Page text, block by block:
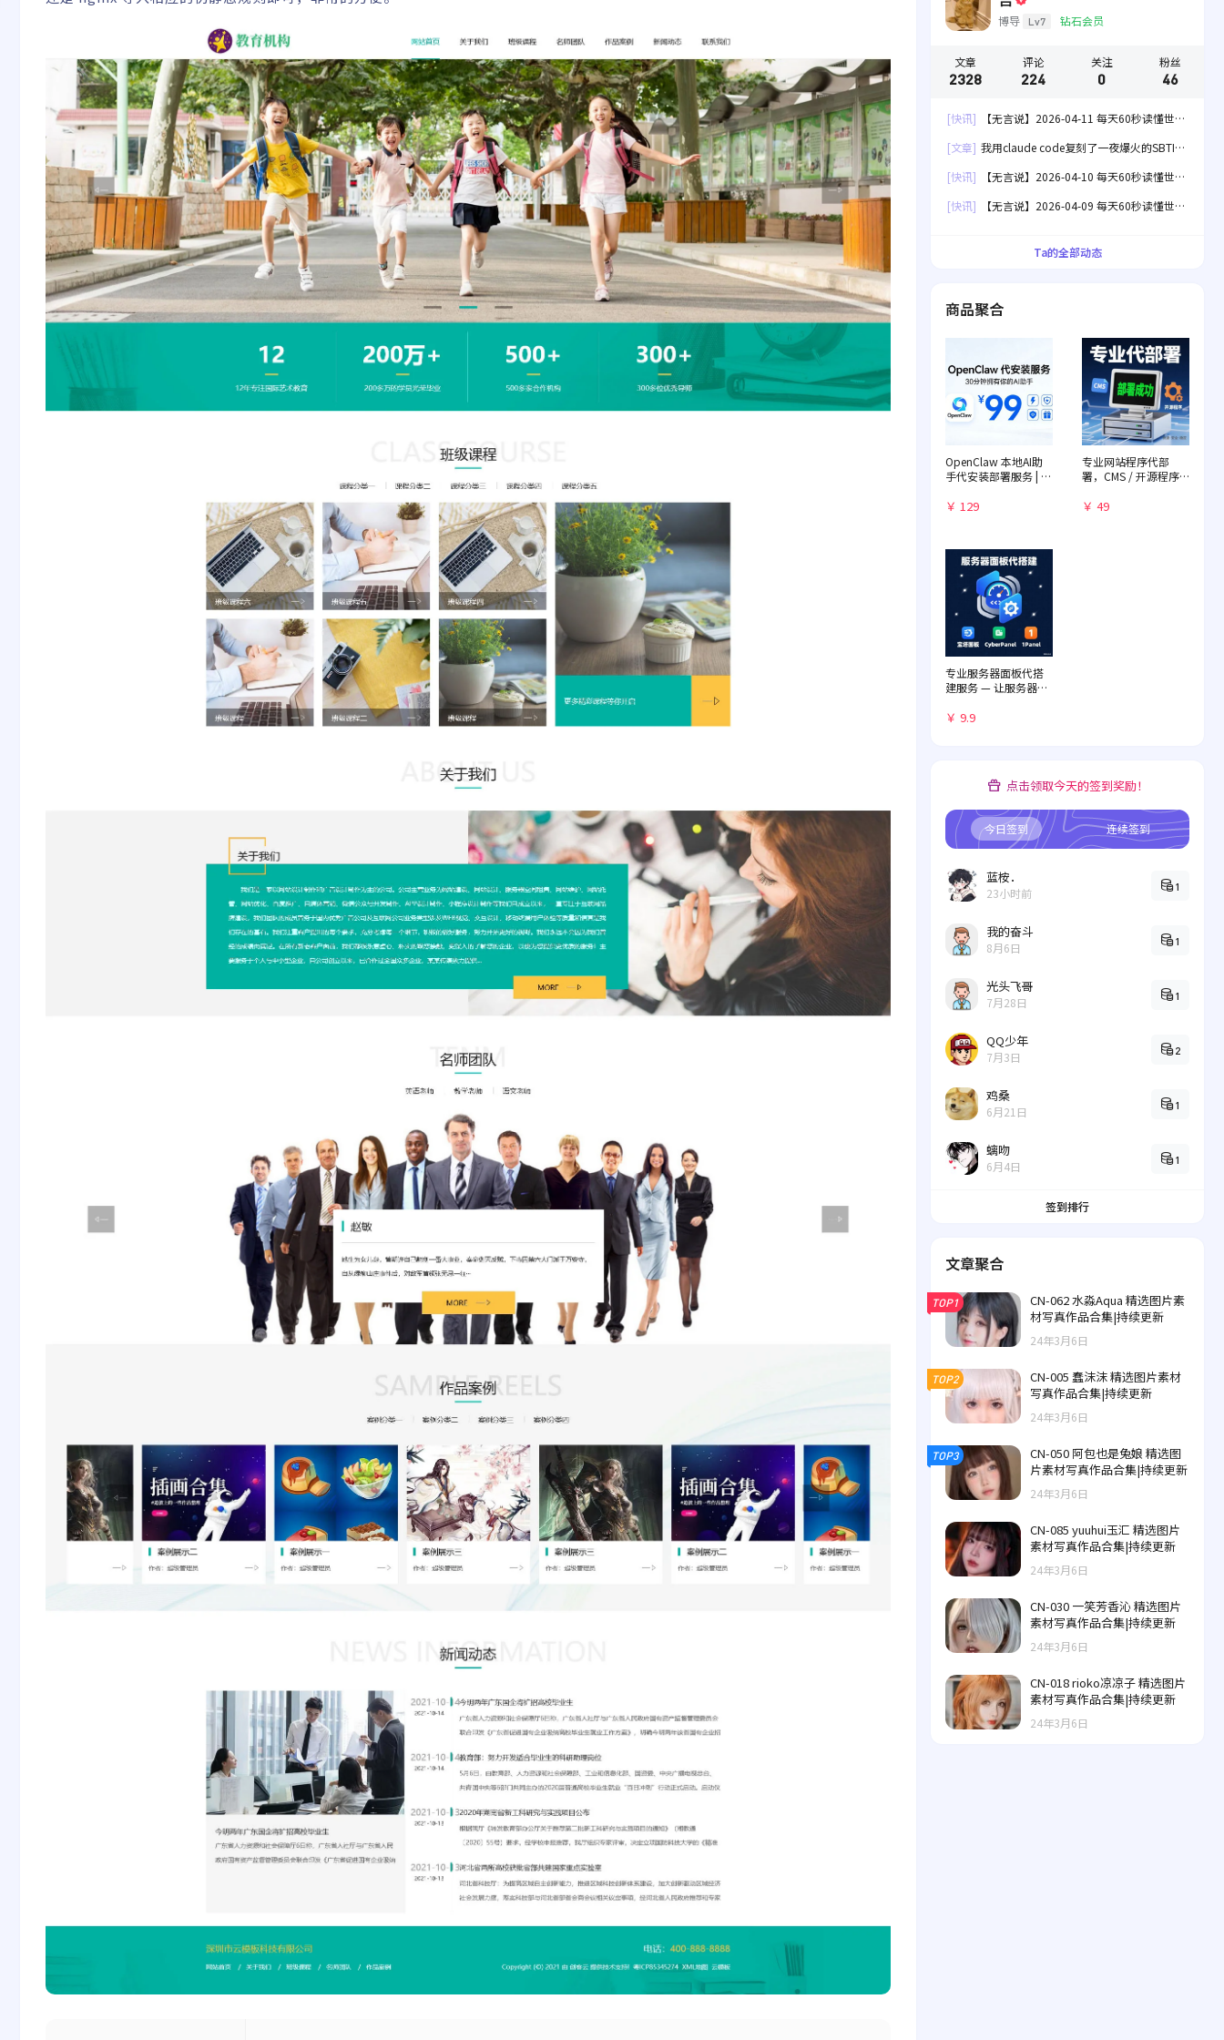
博导 Lv7 钻石会员
文章
2328
评论
224
关注
0
粉丝
46
[快讯]
【无言说】2026-04-11 每天60秒读懂世
[文章] 我用claude code复刻了一夜爆火的SBTI
[快讯]
【无言说】2026-04-10 每天60秒读懂世
[快讯]
【无言说】2026-04-09 每天60秒读懂世
Ta的全部动态
商品聚合
OpenClaw 本地AI助
手代安装部署服务 | 远
门教程
￥ 129
专业网站程序代部
署，CMS / 开源程序
￥ 49
专业服务器面板代搭
建服务 — 让服务器管
￥ 9.9
点击领取今天的签到奖励！
今日签到 连续签到
蓝桉．
23小时前 1
我的奋斗
8月6日 1
光头飞哥
7月28日 1
QQ少年
7月3日 2
鸡桑
6月21日 1
螭吻
6月4日 1
签到排行
文章聚合
TOP1
CN-062 水淼Aqua 精选图片素
材写真作品合集|持续更新
24年3月6日
TOP2
CN-005 蠢沫沫 精选图片素材
写真作品合集|持续更新
24年3月6日
TOP3
CN-050 阿包也是兔娘 精选图
片素材写真作品合集|持续更新
24年3月6日
CN-085 yuuhui玉汇 精选图片
素材写真作品合集|持续更新
24年3月6日
CN-030 一笑芳香沁 精选图片
素材写真作品合集|持续更新
24年3月6日
CN-018 rioko凉凉子 精选图片
素材写真作品合集|持续更新
24年3月6日